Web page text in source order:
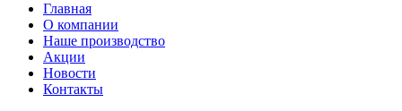
Главная
О компании
Наше производство
Акции
Новости
Контакты